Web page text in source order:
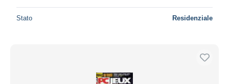
Stato Residenziale